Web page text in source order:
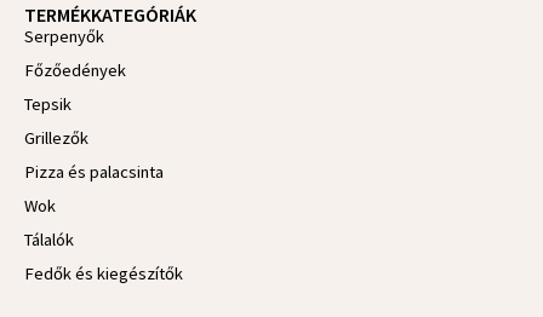
b
o
o
k
-
f
TERMÉKKATEGÓRIÁK
Serpenyők
Főzőedények
Tepsik
Grillezők
Pizza és palacsinta
Wok
Tálalók
Fedők és kiegészítők